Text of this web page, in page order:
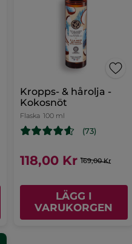
Kropps- & hårolja -
Kokosnöt
Flaska 100 ml
(73)
118,00 Kr 169,00 Kr
LÄGG I
VARUKORGEN